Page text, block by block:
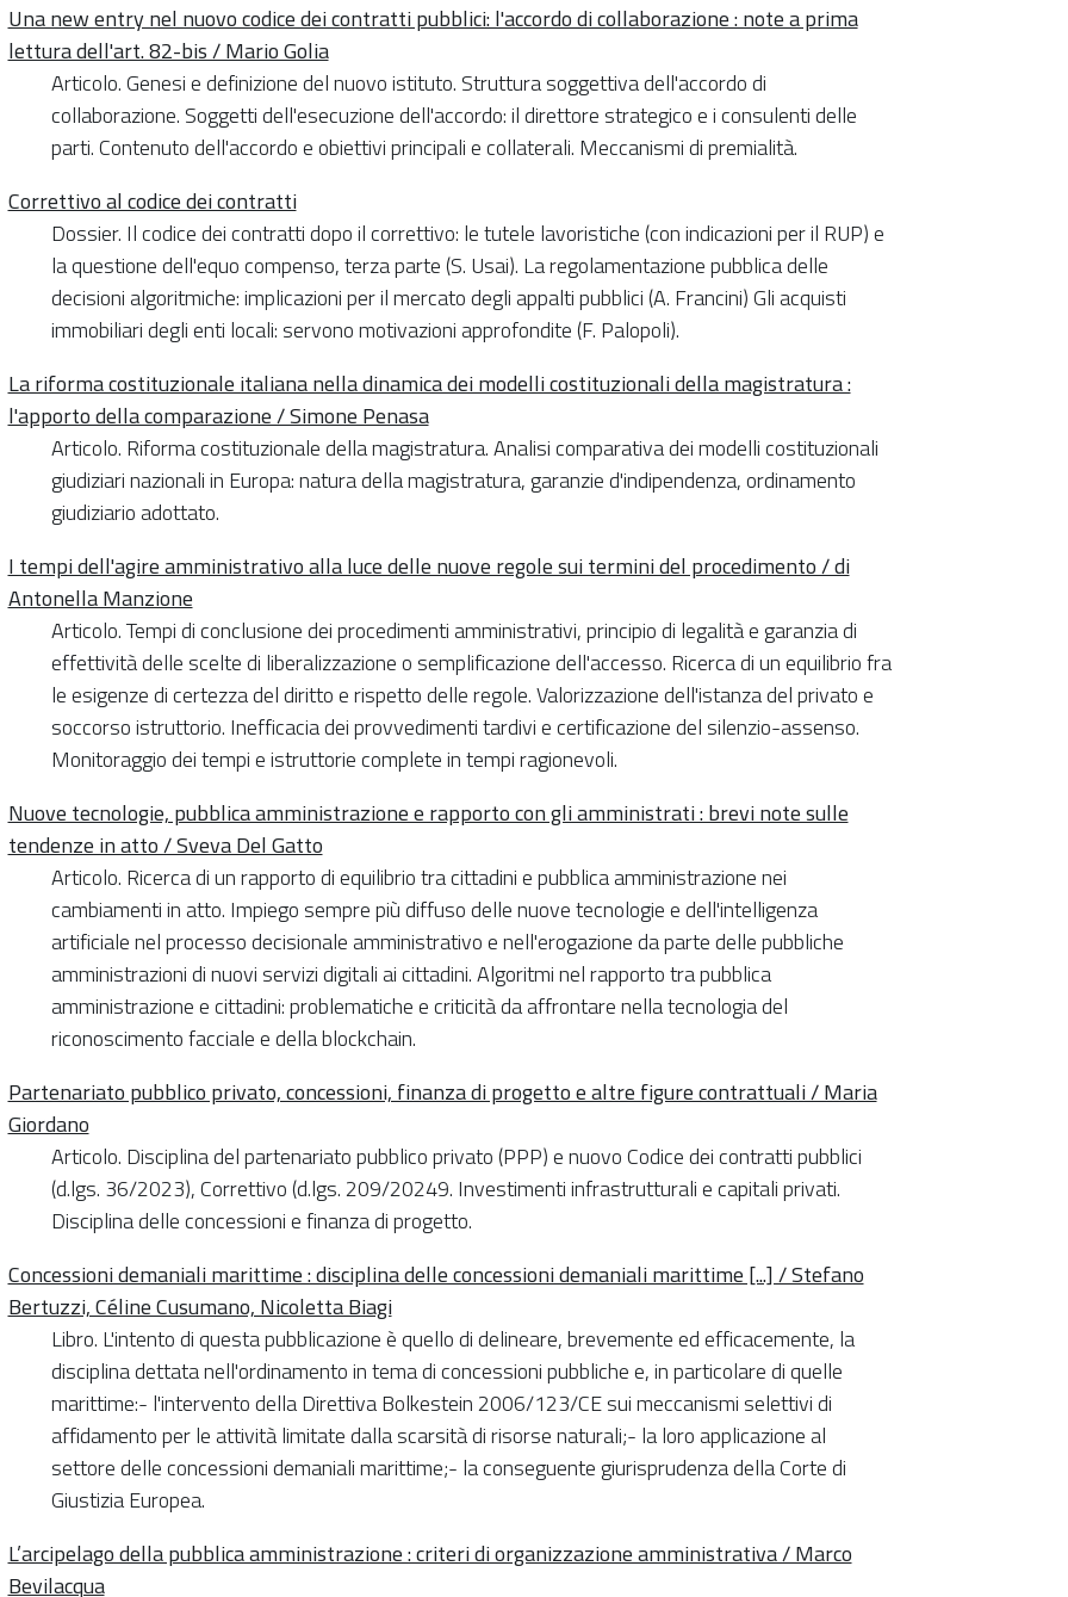
Una new entry nel nuovo codice dei contratti pubblici: l'accordo di collaborazione : note a prima
lettura dell'art. 82-bis / Mario Golia
Articolo. Genesi e definizione del nuovo istituto. Struttura soggettiva dell'accordo di
collaborazione. Soggetti dell'esecuzione dell'accordo: il direttore strategico e i consulenti delle
parti. Contenuto dell'accordo e obiettivi principali e collaterali. Meccanismi di premialità.
Correttivo al codice dei contratti
Dossier. Il codice dei contratti dopo il correttivo: le tutele lavoristiche (con indicazioni per il RUP) e
la questione dell'equo compenso, terza parte (S. Usai). La regolamentazione pubblica delle
decisioni algoritmiche: implicazioni per il mercato degli appalti pubblici (A. Francini) Gli acquisti
immobiliari degli enti locali: servono motivazioni approfondite (F. Palopoli).
La riforma costituzionale italiana nella dinamica dei modelli costituzionali della magistratura :
l'apporto della comparazione / Simone Penasa
Articolo. Riforma costituzionale della magistratura. Analisi comparativa dei modelli costituzionali
giudiziari nazionali in Europa: natura della magistratura, garanzie d'indipendenza, ordinamento
giudiziario adottato.
I tempi dell'agire amministrativo alla luce delle nuove regole sui termini del procedimento / di
Antonella Manzione
Articolo. Tempi di conclusione dei procedimenti amministrativi, principio di legalità e garanzia di
effettività delle scelte di liberalizzazione o semplificazione dell'accesso. Ricerca di un equilibrio fra
le esigenze di certezza del diritto e rispetto delle regole. Valorizzazione dell'istanza del privato e
soccorso istruttorio. Inefficacia dei provvedimenti tardivi e certificazione del silenzio-assenso.
Monitoraggio dei tempi e istruttorie complete in tempi ragionevoli.
Nuove tecnologie, pubblica amministrazione e rapporto con gli amministrati : brevi note sulle
tendenze in atto / Sveva Del Gatto
Articolo. Ricerca di un rapporto di equilibrio tra cittadini e pubblica amministrazione nei
cambiamenti in atto. Impiego sempre più diffuso delle nuove tecnologie e dell'intelligenza
artificiale nel processo decisionale amministrativo e nell'erogazione da parte delle pubbliche
amministrazioni di nuovi servizi digitali ai cittadini. Algoritmi nel rapporto tra pubblica
amministrazione e cittadini: problematiche e criticità da affrontare nella tecnologia del
riconoscimento facciale e della blockchain.
Partenariato pubblico privato, concessioni, finanza di progetto e altre figure contrattuali / Maria
Giordano
Articolo. Disciplina del partenariato pubblico privato (PPP) e nuovo Codice dei contratti pubblici
(d.lgs. 36/2023), Correttivo (d.lgs. 209/20249. Investimenti infrastrutturali e capitali privati.
Disciplina delle concessioni e finanza di progetto.
Concessioni demaniali marittime : disciplina delle concessioni demaniali marittime [...] / Stefano
Bertuzzi, Céline Cusumano, Nicoletta Biagi
Libro. L'intento di questa pubblicazione è quello di delineare, brevemente ed efficacemente, la
disciplina dettata nell'ordinamento in tema di concessioni pubbliche e, in particolare di quelle
marittime:- l'intervento della Direttiva Bolkestein 2006/123/CE sui meccanismi selettivi di
affidamento per le attività limitate dalla scarsità di risorse naturali;- la loro applicazione al
settore delle concessioni demaniali marittime;- la conseguente giurisprudenza della Corte di
Giustizia Europea.
L’arcipelago della pubblica amministrazione : criteri di organizzazione amministrativa / Marco
Bevilacqua